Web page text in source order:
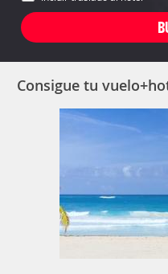
Consigue tu